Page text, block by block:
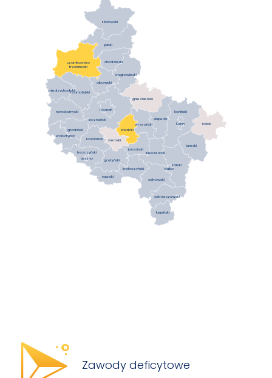
chodzieski
czarnkowsko
trzcianecki
gnieźnieński
gostyński
grodziski
jarociński
kaliski
kępiński
kolski
koniński
kościański
krotoszyński
leszczyński
międzychodzki
nowotomyski
obornicki
ostrowski
ostrzeszowski
pilski
pleszewski
poznański
rawicki
słupecki
szamotulski
średzki
śremski
turecki
wągrowiecki
wolsztyński
wrzesiński
złotowski
Kalisz
Konin
Leszno
Poznań
Zawody deficytowe